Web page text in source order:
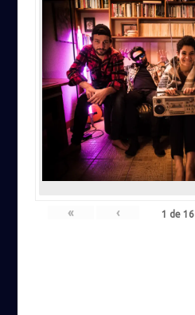
« ‹ 1 de16